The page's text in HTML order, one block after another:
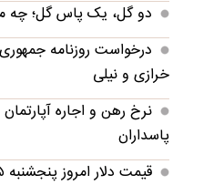
دو گل، یک پاس گل؛ چه
درخواست روزنامه
خرازی و نیلی
نرخ رهن و اجاره
پاسداران
قیمت دلار امروز پنجشنبه ۱۵ مرداد ۱۴۰۵